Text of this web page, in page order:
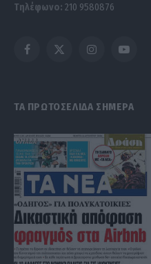
Τηλέφωνο: 210 9580876
Facebook
X
InstagramYouTube
ΤΑ ΠΡΩΤΟΣΕΛΙΔΑ ΣΗΜΕΡΑ